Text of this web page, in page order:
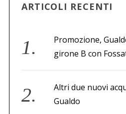
ARTICOLI RECENTI
Promozione,
girone B con
Altri due nuovi
Gualdo